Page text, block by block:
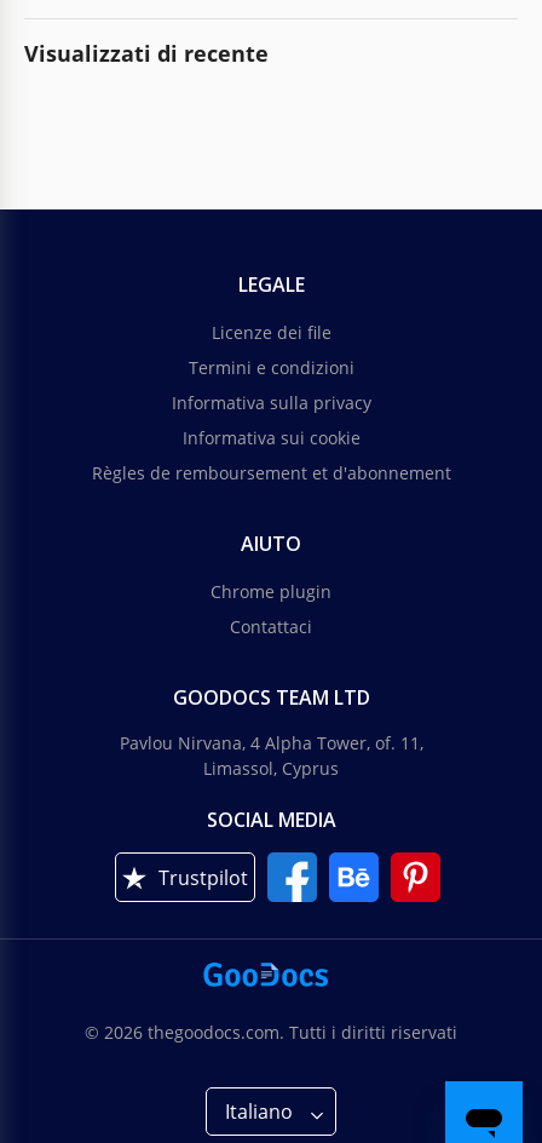
Visualizzati di recente
LEGALE
Licenze dei file
Termini e condizioni
Informativa sulla privacy
Informativa sui cookie
Règles de remboursement et d'abonnement
AIUTO
Chrome plugin
Contattaci
GOODOCS TEAM LTD
Pavlou Nirvana, 4 Alpha Tower, of. 11,
Limassol, Cyprus
SOCIAL MEDIA
Trustpilot
© 2026 thegoodocs.com. Tutti i diritti riservati
Italiano